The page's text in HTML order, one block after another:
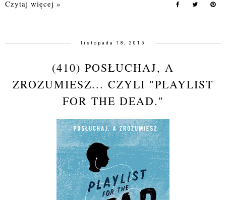
Czytaj więcej »
listopada 18, 2015
(410) POSŁUCHAJ, A
ZROZUMIESZ... CZYLI "PLAYLIST
FOR THE DEAD."